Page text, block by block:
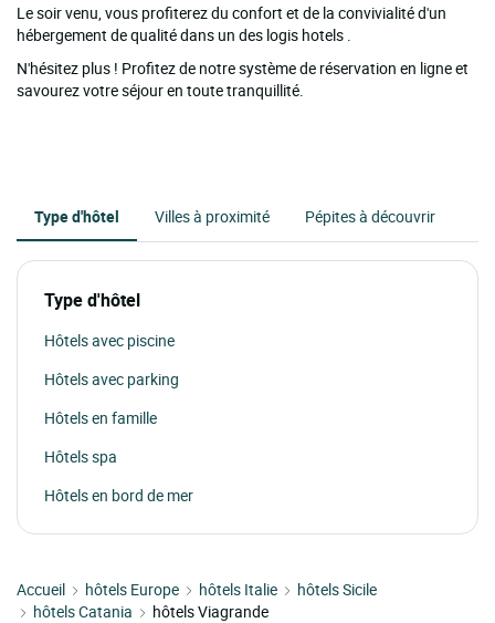
Le soir venu, vous profiterez du confort et de la convivialité d'un
hébergement de qualité dans un des logis hotels .
N'hésitez plus ! Profitez de notre système de réservation en ligne et
savourez votre séjour en toute tranquillité.
Type d'hôtel Villes à proximité Pépites à découvrir
Type d'hôtel
Hôtels avec piscine
Hôtels avec parking
Hôtels en famille
Hôtels spa
Hôtels en bord de mer
Accueil hôtels Europe hôtels Italie
hôtels Sicile
hôtels Catania
hôtels Viagrande